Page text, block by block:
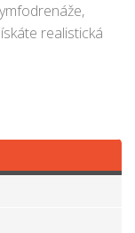
realistická